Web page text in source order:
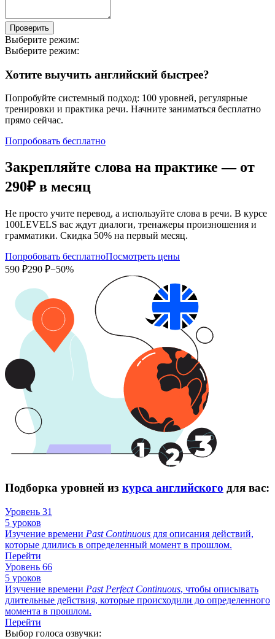
Проверить
Выберите режим:
Выберите режим:
Хотите выучить английский быстрее?
Попробуйте системный подход: 100 уровней, регулярные
тренировки и практика речи. Начните заниматься бесплатно
прямо сейчас.
Попробовать бесплатно
Закрепляйте слова на практике — от
290₽ в месяц
Не просто учите перевод, а используйте слова в речи. В курсе
100LEVELS вас ждут диалоги, тренажеры произношения и
грамматики. Скидка 50% на первый месяц.
Попробовать бесплатноПосмотреть цены
590 ₽290 ₽−50%
Подборка уровней из курса английского для вас:
Уровень 31
5 уроков
Изучение времени Past Continuous для описания действий,
которые длились в определенный момент в прошлом.
Перейти
Уровень 66
5 уроков
Изучение времени Past Perfect Continuous, чтобы описывать
длительные действия, которые происходили до определенного
момента в прошлом.
Перейти
Выбор голоса озвучки: